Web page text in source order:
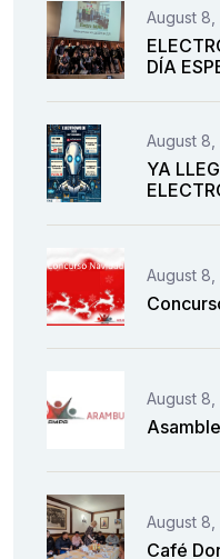
August 8,
DÍA
August 8,
YA
August 8,
August 8,
August 8,
Café